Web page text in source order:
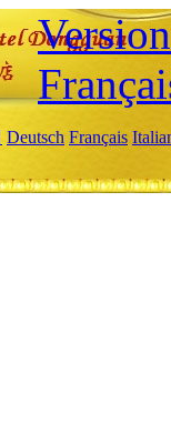
Deutsch Français